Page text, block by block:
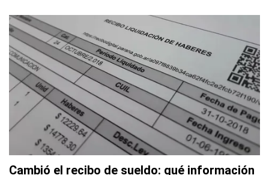
Cambió el recibo de sueldo: qué información